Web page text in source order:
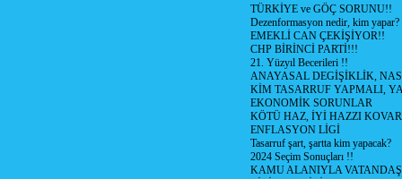
TÜRKİYE ve GÖÇ SORUNU!!
Dezenformasyon nedir, kim yapar?
EMEKLİ CAN ÇEKİŞİYOR!!
CHP BİRİNCİ PARTİ!!!
21. Yüzyıl Becerileri !!
ANAYASAL DEGİŞİKLİK,
KİM TASARRUF YAPMALI,
EKONOMİK SORUNLAR
KÖTÜ HAZ, İYİ HAZZI
ENFLASYON LİGİ
Tasarruf şart, şartta kim yapacak?
2024 Seçim Sonuçları !!
KAMU ALANIYLA